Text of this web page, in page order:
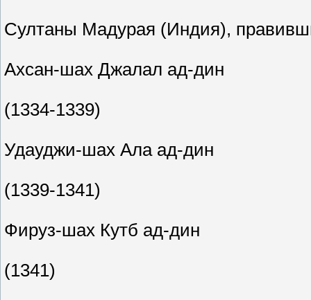
Султаны Мадурая (Индия),
Ахсан-шах Джалал ад-дин
(1334-1339)
Удауджи-шах Ала ад-дин
(1339-1341)
Фируз-шах Кутб ад-дин
(1341)